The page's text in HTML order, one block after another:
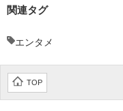
関連タグ
エンタメ
TOP